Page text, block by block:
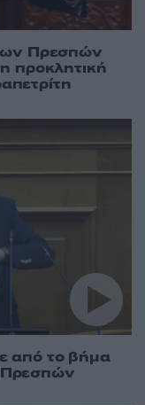
Πρεσπών
προκλητική
από το βήμα
Πρεσπών